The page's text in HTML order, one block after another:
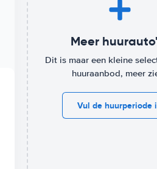
Meer
Dit is maar een kleine
huuraanbod, meer
Vul de huurperiode